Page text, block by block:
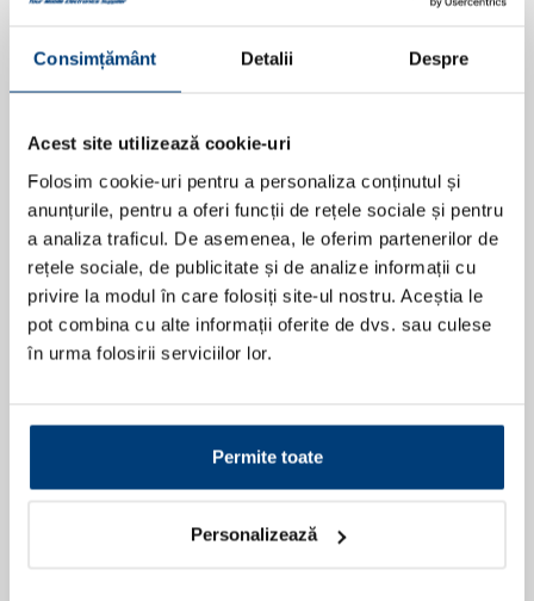
Consimțământ Detalii Despre
Acest site utilizează cookie-uri
Folosim cookie-uri pentru a personaliza conținutul și
anunțurile, pentru a oferi funcții de rețele sociale și pentru
a analiza traficul. De asemenea, le oferim partenerilor de
rețele sociale, de publicitate și de analize informații cu
privire la modul în care folosiți site-ul nostru. Aceștia le
pot combina cu alte informații oferite de dvs. sau culese
în urma folosirii serviciilor lor.
Permite toate
Personalizează
sa stabilesti o programare pentru instalarea
produselor in showroom-ul Falcon Timisoara
te rugam sa ne contactezi in prealabil, fie
Luni - Vineri: 08:30 - 17:00
Sambata - Duminica: INCHIS